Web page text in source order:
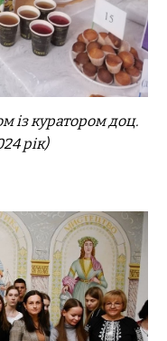
із куратором доц.
4рік)